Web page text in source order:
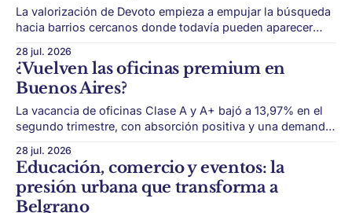
La valorización de Devoto empieza a empujar la búsqueda
hacia barrios cercanos donde todavía pueden aparecer
como uno de los barrios residenciales más buscados de
CABA. Su combinación de casas bajas, plazas, oferta
gastronómica, identidad barrial y nuevos desarrollos lo
convirtió en una
28 jul. 2026
¿Vuelven las oficinas premium en
Buenos Aires?
La vacancia de oficinas Clase A y A+ bajó a 13,97% en el
segundo trimestre, con absorción positiva y una demanda
mercado de oficinas premium empieza a dejar atrás los
años más duros de la postpandemia. Después de un ciclo
marcado
28 jul. 2026
Educación, comercio y eventos: la
presión urbana que transforma a
Belgrano